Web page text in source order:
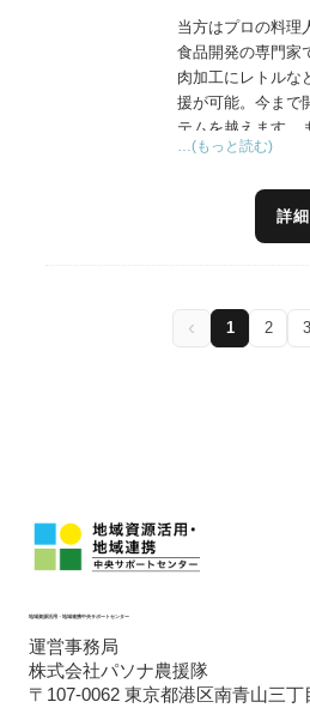
当方はプロの料理
食品開発の専門家
肉加工にレトルな
援が可能。今まで
テムを越えます。
ップを年間20店舗
出せる飲食ビジネ
既存販路先があり
…(もっと読む)
詳
‹ 1 2 3
地域資源活用・地域連携中央サポートセンター
運営事務局
株式会社パソナ農援隊
〒107-0062 東京都港区南青山三丁